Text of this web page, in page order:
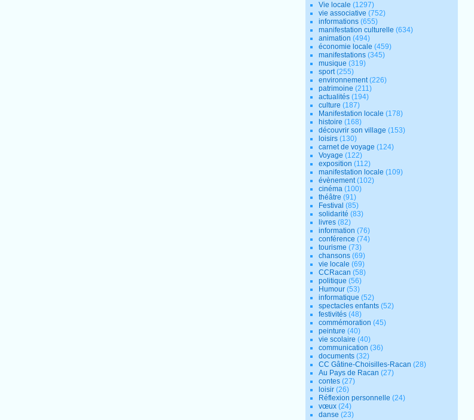
Vie locale (1297)
vie associative (752)
informations (655)
manifestation culturelle (634)
animation (494)
économie locale (459)
manifestations (345)
musique (319)
sport(255)
environnement(226)
patrimoine (211)
actualités (194)
culture (187)
Manifestation locale (178)
histoire (168)
découvrir son village (153)
loisirs (130)
carnet de voyage (124)
Voyage (122)
exposition (112)
manifestation locale (109)
évènement(102)
cinéma (100)
théâtre (91)
Festival (85)
solidarité (83)
livres (82)
information (76)
conférence (74)
tourisme (73)
chansons (69)
vie locale (69)
CCRacan (58)
politique (56)
Humour (53)
informatique (52)
spectacles enfants (52)
festivités (48)
commémoration (45)
peinture (40)
vie scolaire (40)
communication (36)
documents (32)
CC Gâtine-Choisilles-Racan (28)
Au Pays de Racan (27)
contes (27)
loisir (26)
Réflexion personnelle (24)
vœux (24)
danse (23)